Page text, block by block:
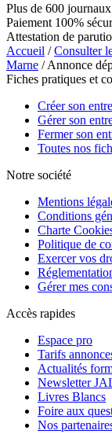
Plus de 600
Paiement 100%
Attestation de
Accueil /Consulter
Marne / Annonce
Fiches pratiques et
Créer son
Gérer son
Fermer son
Toutes nos
Notre société
Mentions
Conditions
Charte
Politique de
Exercer vos
Gérer mes
Accès rapides
Espace pro
Tarifs
Actualités
Newsletter
Livres Blancs
Foire aux
Nos